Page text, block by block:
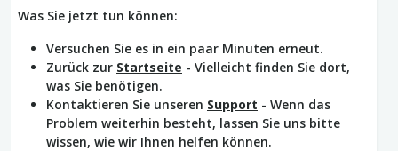
Was Sie jetzt tun können:
Versuchen Sie es in ein paar Minuten erneut.
Zurück zur Startseite - Vielleicht finden Sie dort,
was Sie benötigen.
Kontaktieren Sie unseren Support - Wenn das
Problem weiterhin besteht, lassen Sie uns bitte
wissen, wie wir Ihnen helfen können.